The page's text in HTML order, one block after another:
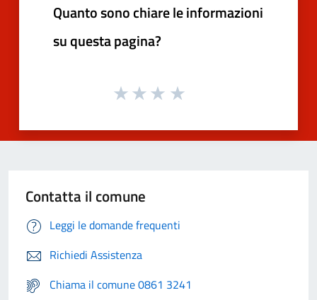
Quanto sono chiare le informazioni
su questa pagina?
Contatta il comune
Leggi le domande frequenti
Richiedi Assistenza
Chiama il comune 0861 3241